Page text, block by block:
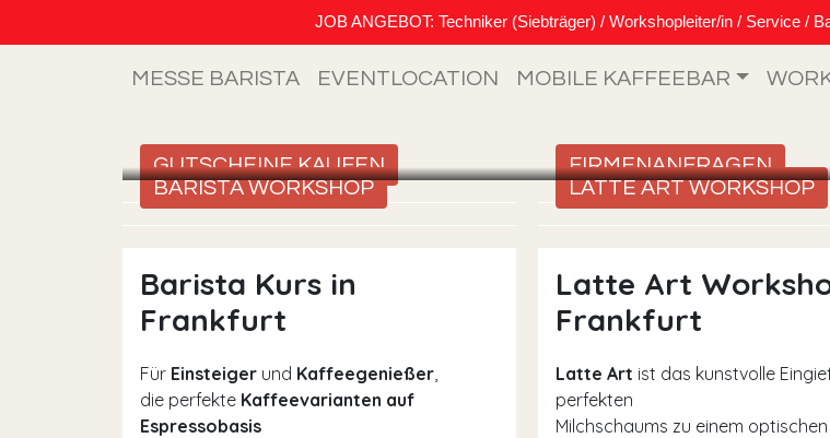
JOB ANGEBOT: Techniker (Siebträger) / Workshopleiter/in / Service /
MESSE BARISTA EVENTLOCATION MOBILE KAFFEEBAR
GUTSCHEINE KAUFEN FIRMENANFRAGEN
BARISTA WORKSHOP
LATTE ART WORKSHOP
Barista Kurs in
Frankfurt
Für Einsteiger und Kaffeegenießer,
die perfekte Kaffeevarianten auf
Espressobasis
Latte Art
Frankfurt
Latte Art ist das kunstvolle
perfekten
Milchschaums zu einem